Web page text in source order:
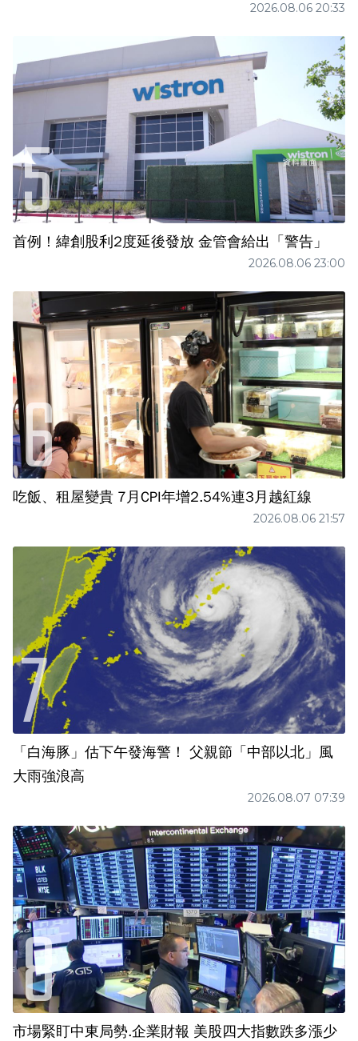
2026.08.06 20:33
首例！緯創股利2度延後發放 金管會給出「警告」
2026.08.06 23:00
吃飯、租屋變貴 7月CPI年增2.54%連3月越紅線
2026.08.06 21:57
「白海豚」估下午發海警！ 父親節「中部以北」風
大雨強浪高
2026.08.07 07:39
市場緊盯中東局勢.企業財報 美股四大指數跌多漲少